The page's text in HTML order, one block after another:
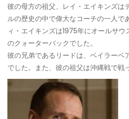
彼の母方の祖父、レイ・エイキンズは
ルの歴史の中で偉大なコーチの一人で
ィ・エイキンズは1975年にオールサ
のクォーターバックでした。
彼の兄弟であるリードは、ベイラーベ
でした。また、彼の祖父は沖縄戦で戦